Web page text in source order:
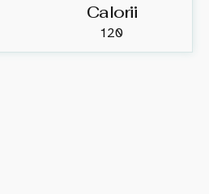
Calorii
120